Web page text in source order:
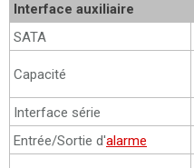
Interface auxiliaire
SATA
Capacité
Interface série
Entrée/Sortie d'alarme